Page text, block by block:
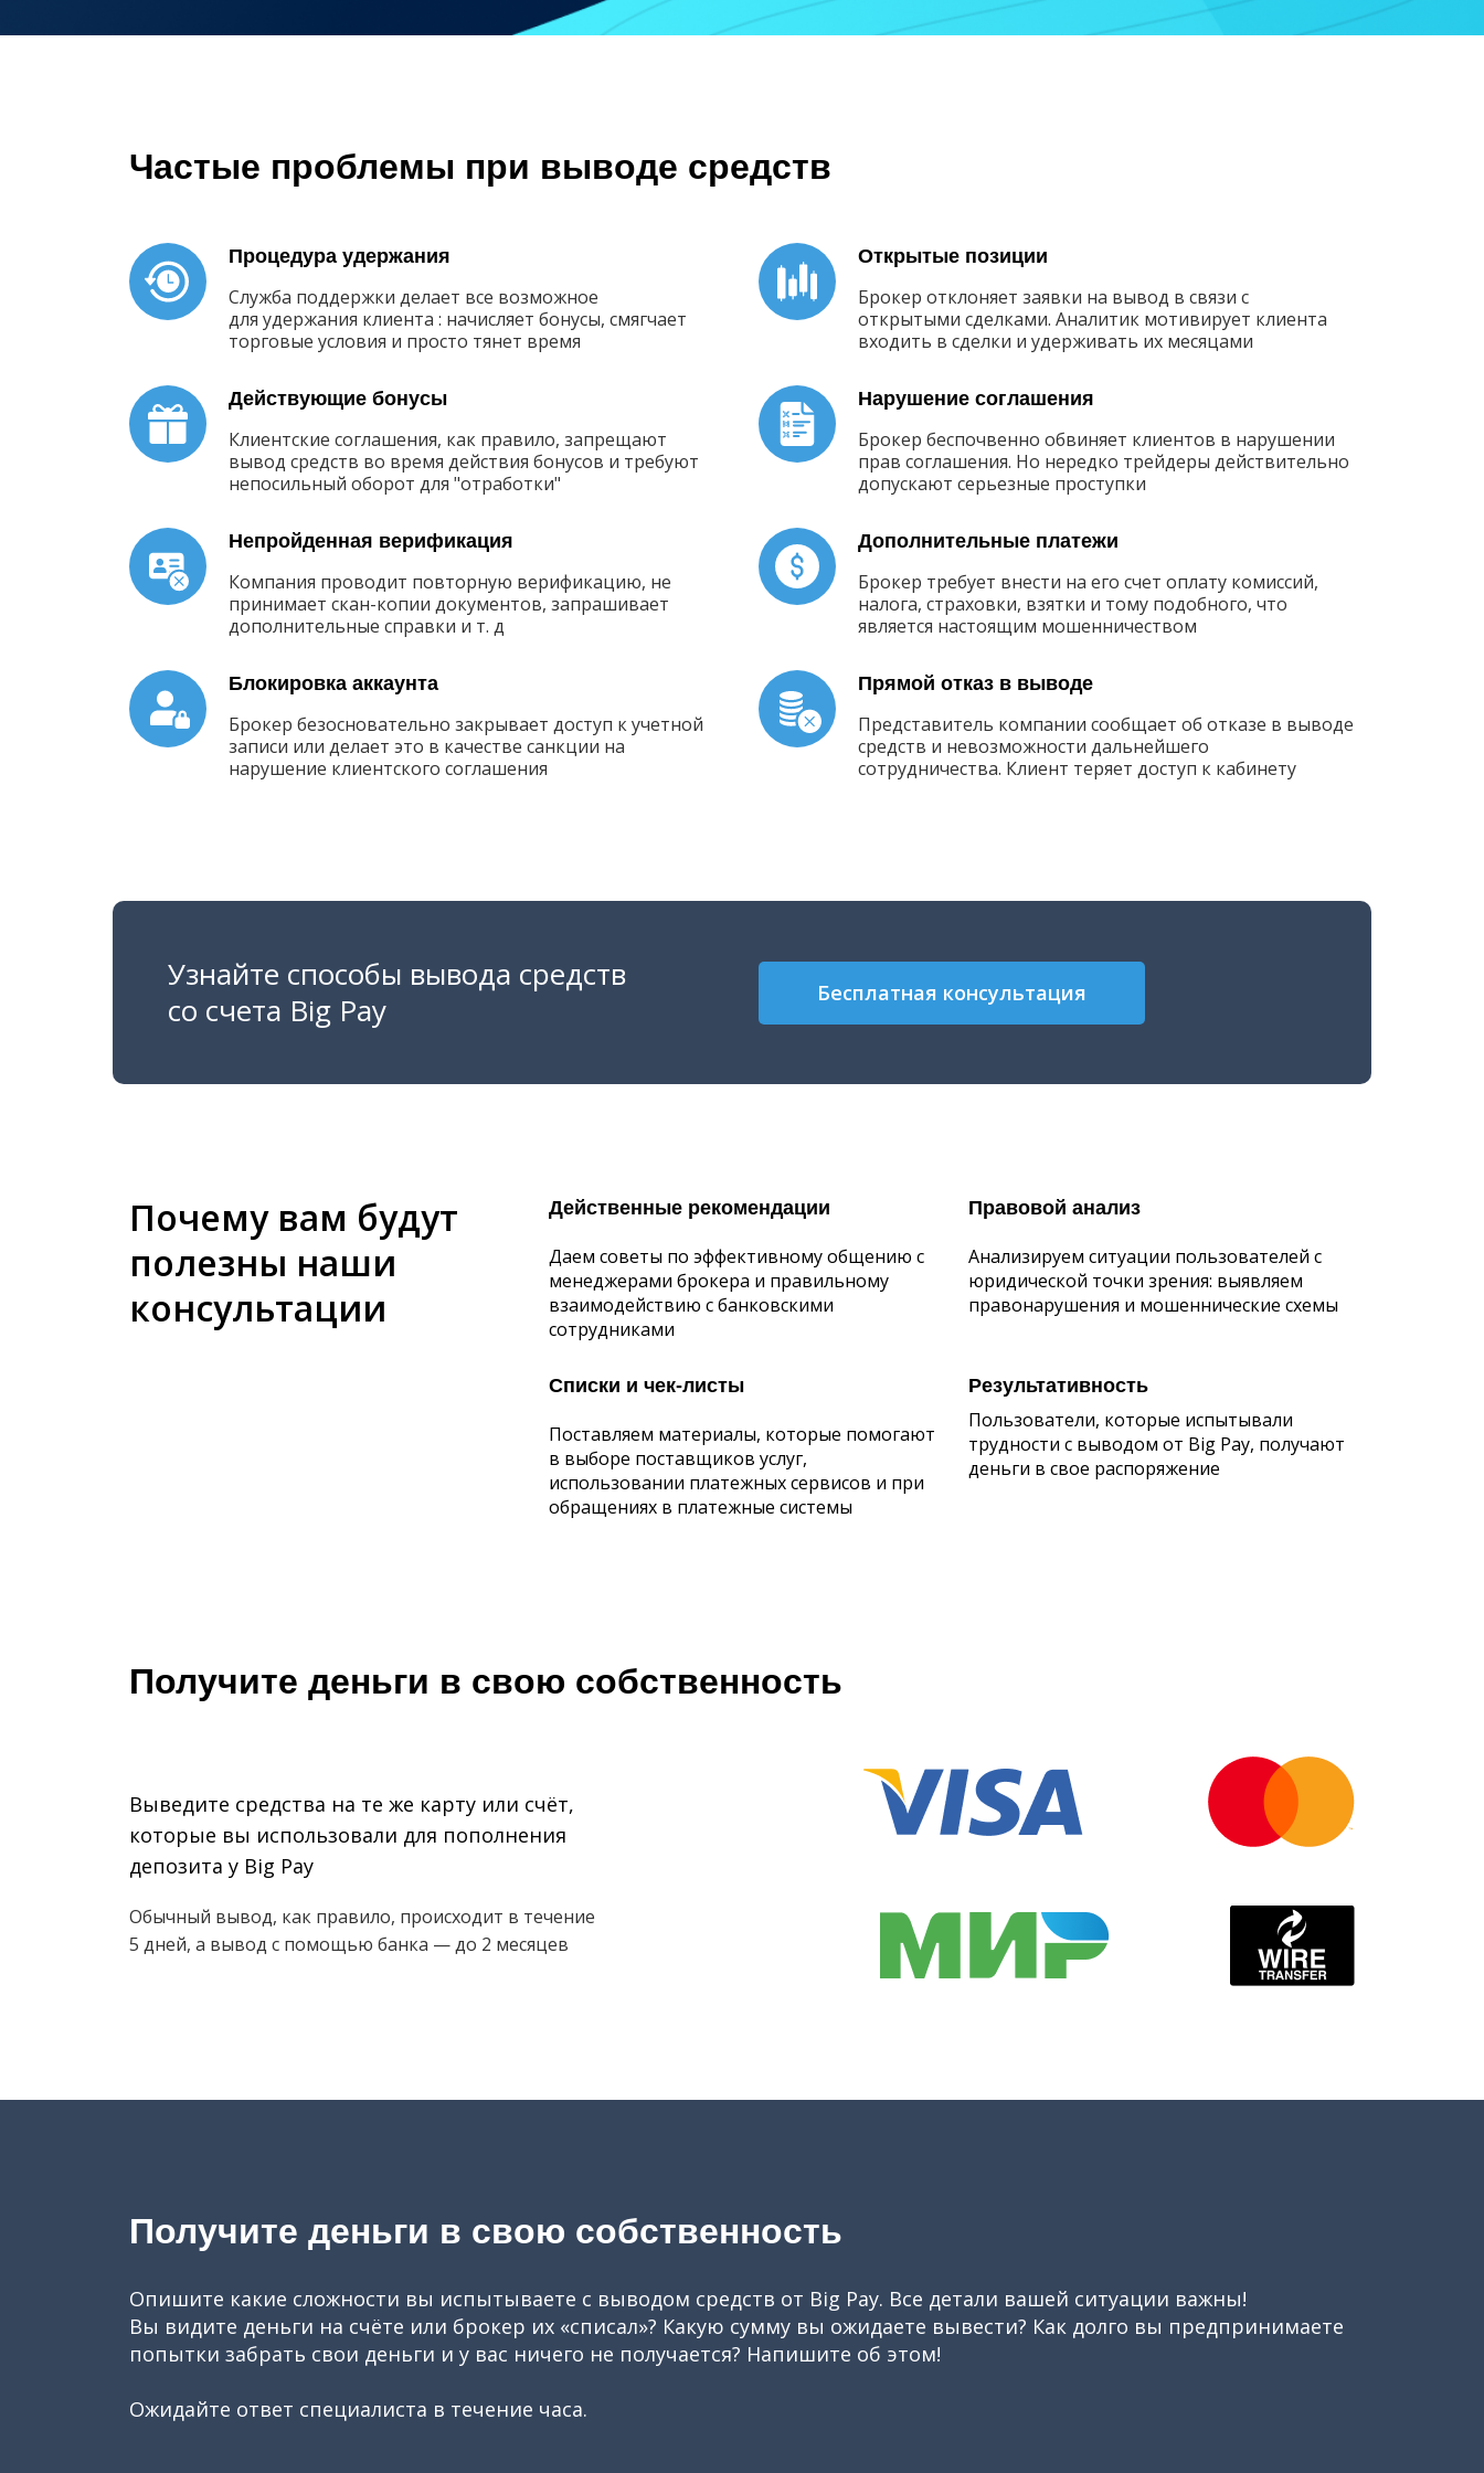
Частые проблемы при выводе средств
Процедура удержания
Служба поддержки делает все возможное
для удержания клиента : начисляет бонусы, смягчает
торговые условия и просто тянет время
Открытые позиции
Брокер отклоняет заявки на вывод в связи с
открытыми сделками. Аналитик мотивирует клиента
входить в сделки и удерживать их месяцами
Действующие бонусы
Клиентские соглашения, как правило, запрещают
вывод средств во время действия бонусов и требуют
непосильный оборот для "отработки"
Нарушение соглашения
Брокер беспочвенно обвиняет клиентов в нарушении
прав соглашения. Но нередко трейдеры действительно
допускают серьезные проступки
Непройденная верификация
Компания проводит повторную верификацию, не
принимает скан-копии документов, запрашивает
дополнительные справки и т. д
Дополнительные платежи
Брокер требует внести на его счет оплату комиссий,
налога, страховки, взятки и тому подобного, что
является настоящим мошенничеством
Блокировка аккаунта
Брокер безосновательно закрывает доступ к учетной
записи или делает это в качестве санкции на
нарушение клиентского соглашения
Прямой отказ в выводе
Представитель компании сообщает об отказе в выводе
средств и невозможности дальнейшего
сотрудничества. Клиент теряет доступ к кабинету
Узнайте способы вывода средств
со счета Big Pay
Бесплатная консультация
Почему вам будут
полезны наши
консультации
Действенные рекомендации
Даем советы по эффективному общению с
менеджерами брокера и правильному
взаимодействию с банковскими
сотрудниками
Правовой анализ
Анализируем ситуации пользователей с
юридической точки зрения: выявляем
правонарушения и мошеннические схемы
Списки и чек-листы
Поставляем материалы, которые помогают
в выборе поставщиков услуг,
использовании платежных сервисов и при
обращениях в платежные системы
Результативность
Пользователи, которые испытывали
трудности с выводом от Big Pay, получают
деньги в свое распоряжение
Получите деньги в свою собственность
Выведите средства на те же карту или счёт,
которые вы использовали для пополнения
депозита у Big Pay
Обычный вывод, как правило, происходит в течение
5 дней, а вывод с помощью банка — до 2 месяцев
Получите деньги в свою собственность
Опишите какие сложности вы испытываете с выводом средств от Big Pay. Все детали вашей ситуации важны!
Вы видите деньги на счёте или брокер их «списал»? Какую сумму вы ожидаете вывести? Как долго вы предпринимаете
попытки забрать свои деньги и у вас ничего не получается? Напишите об этом!
Ожидайте ответ специалиста в течение часа.